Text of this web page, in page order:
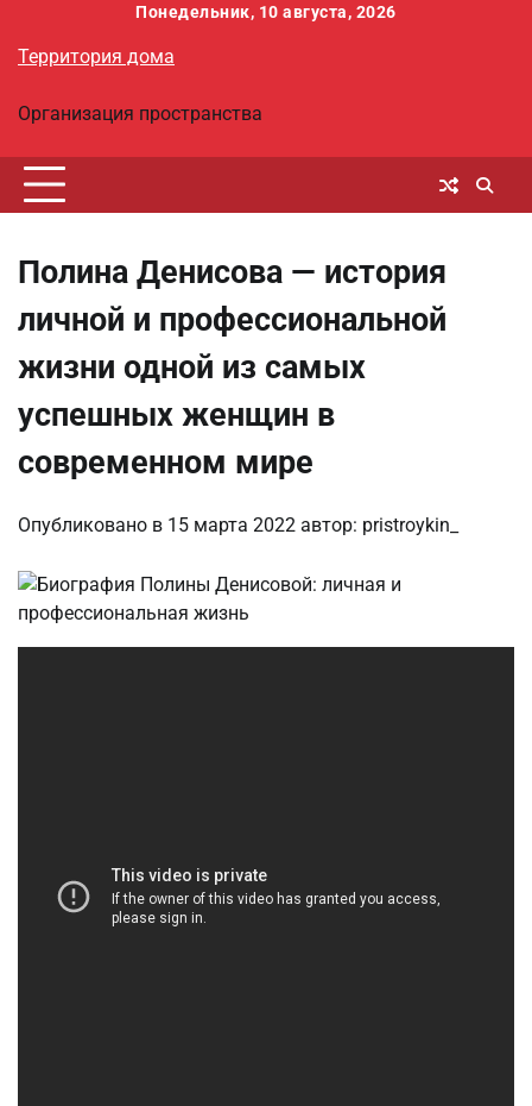
содержимому
Понедельник, 10 августа, 2026
Территория дома
Организация пространства
Полина Денисова — история
личной и профессиональной
жизни одной из самых
успешных женщин в
современном мире
Опубликовано в 15 марта 2022 автор: pristroykin_